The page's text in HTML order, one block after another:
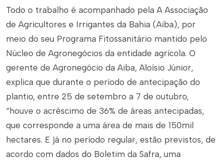
Todo o trabalho é acompanhado pela A Associação
de Agricultores e Irrigantes da Bahia (Aiba), por
meio do seu Programa Fitossanitário mantido pelo
Núcleo de Agronegócios da entidade agrícola. O
gerente de Agronegócio da Aiba, Aloísio Júnior,
explica que durante o período de antecipação do
plantio, entre 25 de setembro a 7 de outubro,
“houve o acréscimo de 36% de áreas antecipadas,
que corresponde a uma área de mais de 150mil
hectares. E já no período regular, estão previstos, de
acordo com dados do Boletim da Safra, uma